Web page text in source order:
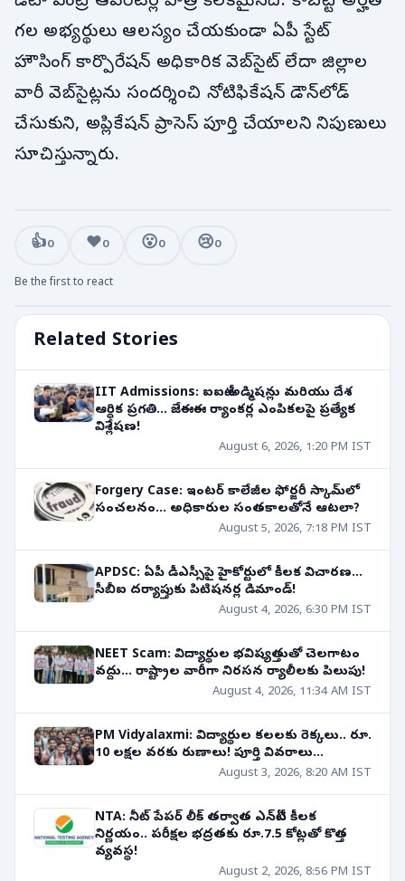
గల అభ్యర్థులు ఆలస్యం చేయకుండా ఏపీ స్టేట్
హౌసింగ్ కార్పొరేషన్ అధికారిక వెబ్‌సైట్ లేదా జిల్లాల
వారీ వెబ్‌సైట్లను సందర్శించి నోటిఫికేషన్ డౌన్‌లోడ్
చేసుకుని, అప్లికేషన్ ప్రాసెస్ పూర్తి చేయాలని నిపుణులు
సూచిస్తున్నారు.
Related Stories
IIT Admissions: ఐఐటీ అడ్మిషన్లు మరియు దేశ
ఆర్థిక ప్రగతి... జేఈఈ ర్యాంకర్ల ఎంపికలపై ప్రత్యేక
విశ్లేషణ!
August 6, 2026, 1:20 PM IST
Forgery Case: ఇంటర్ కాలేజీల ఫోర్జరీ స్కామ్‌లో
సంచలనం... అధికారుల సంతకాలతోనే ఆటలా?
August 5, 2026, 7:18 PM IST
APDSC: ఏపీ డీఎస్సీపై హైకోర్టులో కీలక విచారణ...
సీబీఐ దర్యాప్తుకు పిటిషనర్ల డిమాండ్!
August 4, 2026, 6:30 PM IST
NEET Scam: విద్యార్థుల భవిష్యత్తుతో చెలగాటం
వద్దు... రాష్ట్రాల వారీగా నిరసన ర్యాలీలకు పిలుపు!
August 4, 2026, 11:34 AM IST
PM Vidyalaxmi: విద్యార్థుల కలలకు రెక్కలు.. రూ.
10 లక్షల వరకు రుణాలు! పూర్తి వివరాలు...
August 3, 2026, 8:20 AM IST
NTA: నీట్ పేపర్ లీక్ తర్వాత ఎన్‌టీఏ కీలక
నిర్ణయం.. పరీక్షల భద్రతకు రూ.7.5 కోట్లతో కొత్త
వ్యవస్థ!
August 2, 2026, 8:56 PM IST
👍0 ❤️0 😮0 😢0
Be the first to react